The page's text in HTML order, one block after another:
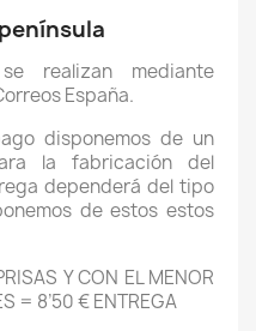
realizan mediante
España.
disponemos de un
la fabricación del
dependerá del tipo
de estos estos
Y CON EL MENOR
= 8’50 € ENTREGA